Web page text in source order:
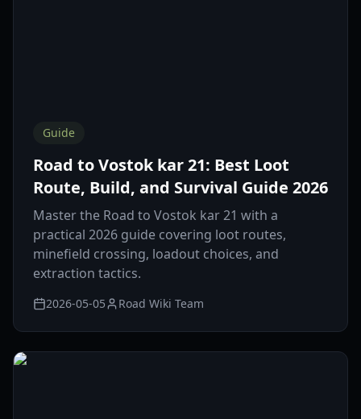
Guide
Road to Vostok kar 21: Best Loot
Route, Build, and Survival Guide 2026
Master the Road to Vostok kar 21 with a
practical 2026 guide covering loot routes,
minefield crossing, loadout choices, and
extraction tactics.
2026-05-05 Road Wiki Team